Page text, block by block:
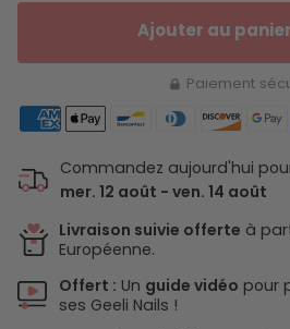
Ajouter au panier
Paiement
Commandez aujourd'hui
mer. 12 août - ven. 14 août
Livraison suivie offerte à
Européenne.
Offert : Un guide vidéo pour
ses Geeli Nails !